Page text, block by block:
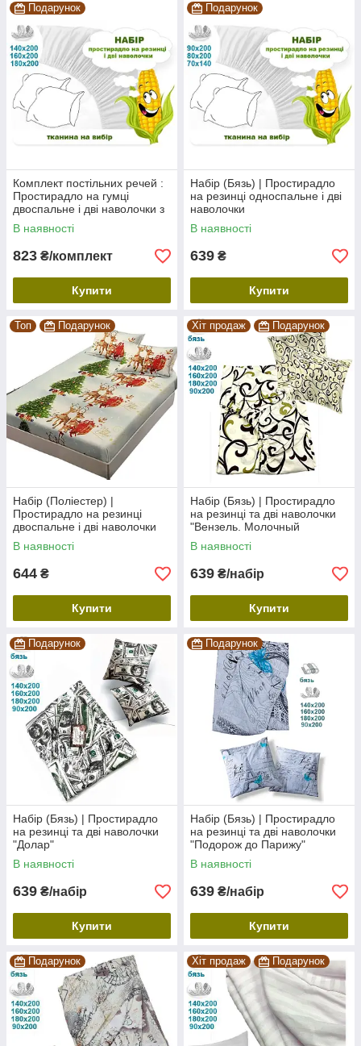
Подарунок
Комплект постільних речей :
Простирадло на гумці
двоспальне і дві наволочки з
бязі
В наявності
823 ₴/комплект
Купити
Подарунок
Набір (Бязь) | Простирадло
на резинці односпальне і дві
наволочки
В наявності
639 ₴
Купити
Топ Подарунок
Набір (Поліестер) |
Простирадло на резинці
двоспальне і дві наволочки
50х70 "Новорічний"
В наявності
644 ₴
Купити
Хіт продаж Подарунок
Набір (Бязь) | Простирадло
на резинці та дві наволочки
"Вензель. Молочный
шоколад"
В наявності
639 ₴/набір
Купити
Подарунок
Набір (Бязь) | Простирадло
на резинці та дві наволочки
"Долар"
В наявності
639 ₴/набір
Купити
Подарунок
Набір (Бязь) | Простирадло
на резинці та дві наволочки
"Подорож до Парижу"
В наявності
639 ₴/набір
Купити
Подарунок Хіт продаж Подарунок